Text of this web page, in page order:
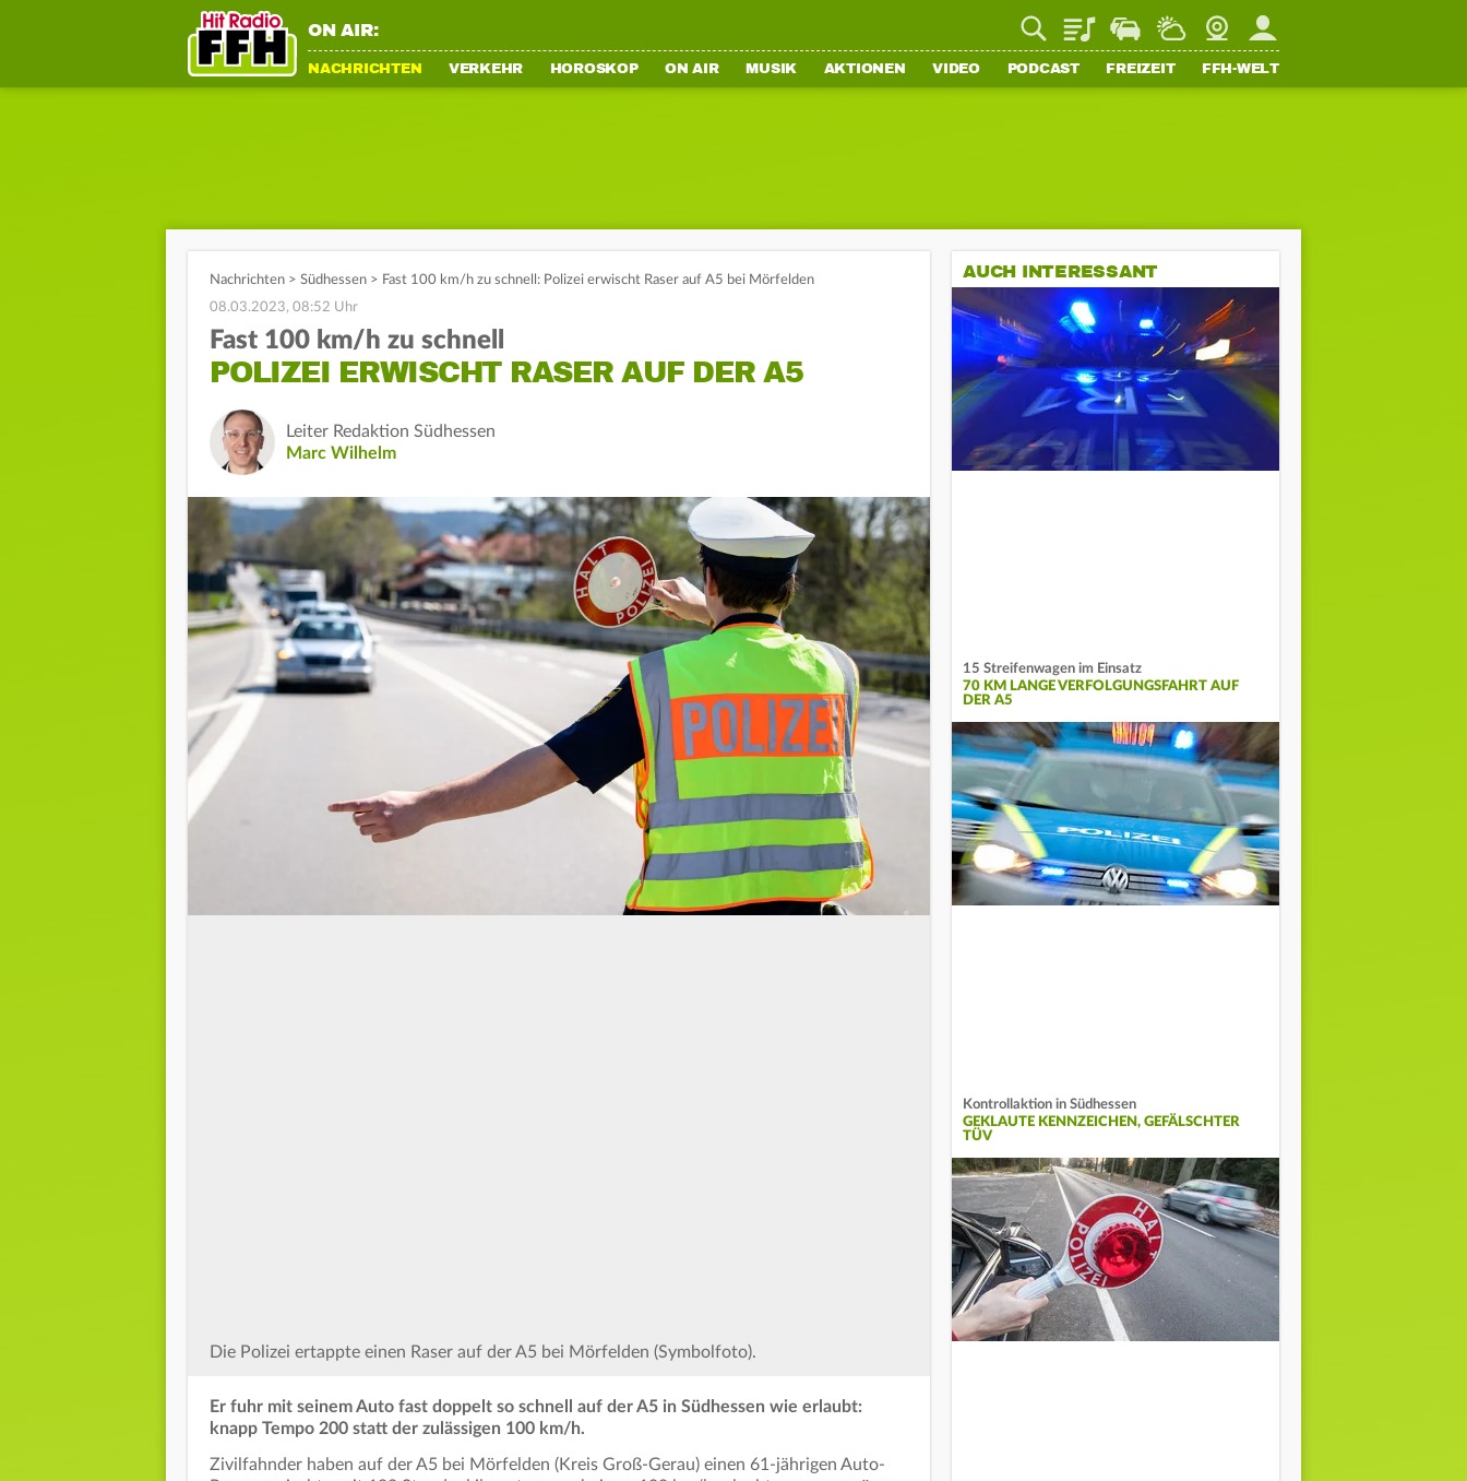
ON AIR: PlaylistStaupilotWetterWebcamMein FFH
NACHRICHTEN VERKEHR HOROSKOP ON AIR MUSIK AKTIONEN VIDEO PODCAST FREIZEIT FFH-WELT
Nachrichten > Südhessen > Fast 100 km/h zu schnell: Polizei erwischt Raser auf A5 bei Mörfelden
08.03.2023, 08:52 Uhr
Fast 100 km/h zu schnell
POLIZEI ERWISCHT RASER AUF DER A5
Leiter Redaktion Südhessen
Marc Wilhelm
Die Polizei ertappte einen Raser auf der A5 bei Mörfelden (Symbolfoto).
Er fuhr mit seinem Auto fast doppelt so schnell auf der A5 in Südhessen wie erlaubt:
knapp Tempo 200 statt der zulässigen 100 km/h.
Zivilfahnder haben auf der A5 bei Mörfelden (Kreis Groß-Gerau) einen 61-jährigen Auto-
AUCH INTERESSANT
15 Streifenwagen im Einsatz
70 KM LANGE VERFOLGUNGSFAHRT AUF
DER A5
Kontrollaktion in Südhessen
GEKLAUTE KENNZEICHEN, GEFÄLSCHTER
TÜV